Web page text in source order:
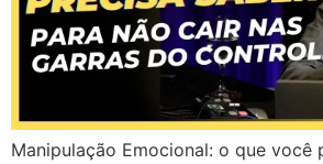
Manipulação Emocional: o que você